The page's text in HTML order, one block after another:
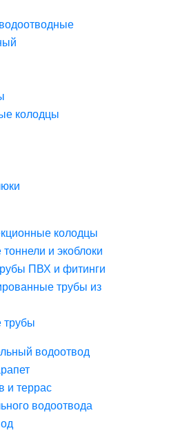
колодцы
колодцы
и экоблоки
ПВХ и фитинги
трубы из
трубы
водоотвод
и террас
водоотвода